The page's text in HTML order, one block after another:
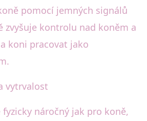
pomocí jemných signálů
zvyšuje kontrolu nad koněm a
koni pracovat jako
vytrvalost
fyzicky náročný jak pro koně,